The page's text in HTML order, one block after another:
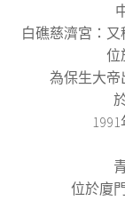
白礁慈濟宮：
位
為保生大帝
位於廈